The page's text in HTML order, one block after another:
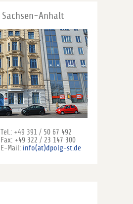
Sachsen-Anhalt
Tel.: +49 391 / 50 67 492
Fax: +49 322 / 23 147 300
E-Mail: info(at)dpolg-st.de